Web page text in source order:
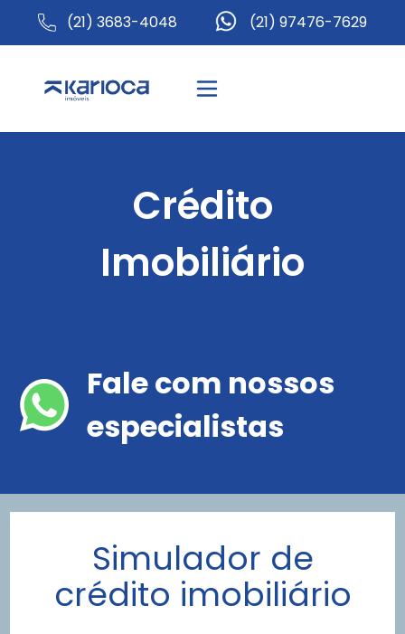
(21) 3683-4048 (21) 97476-7629
Crédito
Imobiliário
Fale com nossos
especialistas
Simulador de
crédito imobiliário